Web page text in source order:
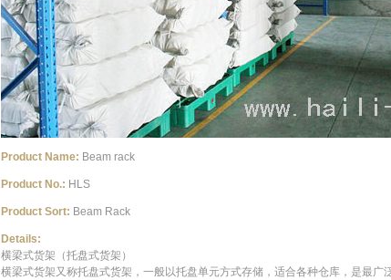
Product Name: Beam rack
Product No.: HLS
Product Sort: Beam Rack
Details:
横梁式货架（托盘式货架）
横梁式货架又称托盘式货架，一般以托盘单元方式存储，适合各种仓库，是最广